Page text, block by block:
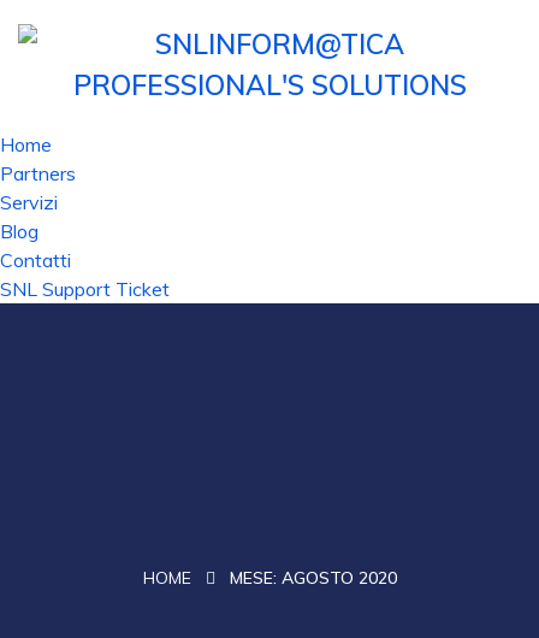
Home
Partners
Servizi
Blog
Contatti
SNL Support Ticket
HOME MESE: AGOSTO 2020